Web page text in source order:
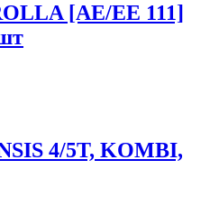
[AE/EE 111]
4/5T, KOMBI,